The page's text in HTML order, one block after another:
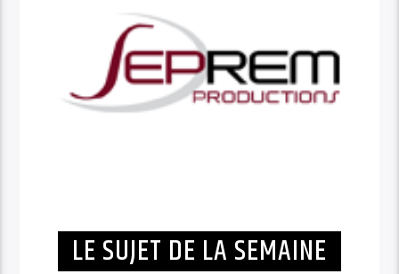
LE SUJET DE LA SEMAINE